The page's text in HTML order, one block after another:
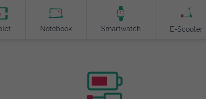
Notebook Smartwatch E-Scooter